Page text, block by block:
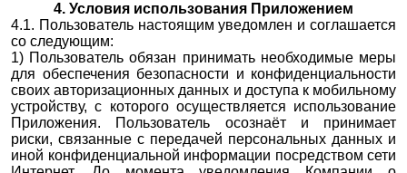
4. Условия использования Приложением
4.1. Пользователь настоящим уведомлен и соглашается
со следующим:
1) Пользователь обязан принимать необходимые меры
для обеспечения безопасности и конфиденциальности
своих авторизационных данных и доступа к мобильному
устройству, с которого осуществляется использование
Приложения. Пользователь осознаёт и принимает
риски, связанные с передачей персональных данных и
иной конфиденциальной информации посредством сети